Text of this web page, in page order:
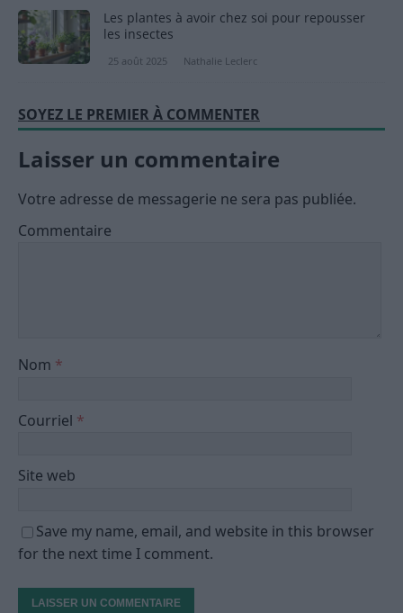
Les plantes à avoir chez soi pour repousser
les insectes
25 août 2025 Nathalie Leclerc
SOYEZ LE PREMIER À COMMENTER
Laisser un commentaire
Votre adresse de messagerie ne sera pas publiée.
Commentaire
Nom *
Courriel *
Site web
Save my name, email, and website in this browser
for the next time I comment.